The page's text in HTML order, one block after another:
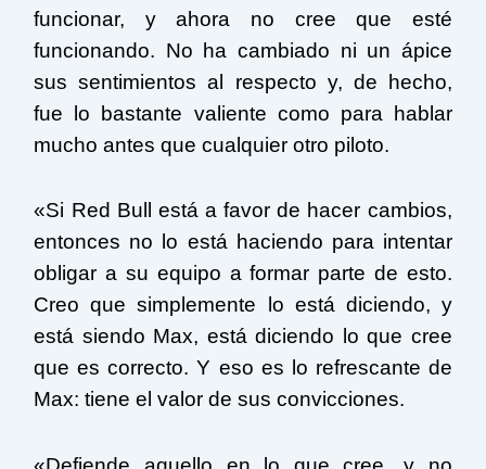
funcionar, y ahora no cree que esté
funcionando. No ha cambiado ni un ápice
sus sentimientos al respecto y, de hecho,
fue lo bastante valiente como para hablar
mucho antes que cualquier otro piloto.
«Si Red Bull está a favor de hacer cambios,
entonces no lo está haciendo para intentar
obligar a su equipo a formar parte de esto.
Creo que simplemente lo está diciendo, y
está siendo Max, está diciendo lo que cree
que es correcto. Y eso es lo refrescante de
Max: tiene el valor de sus convicciones.